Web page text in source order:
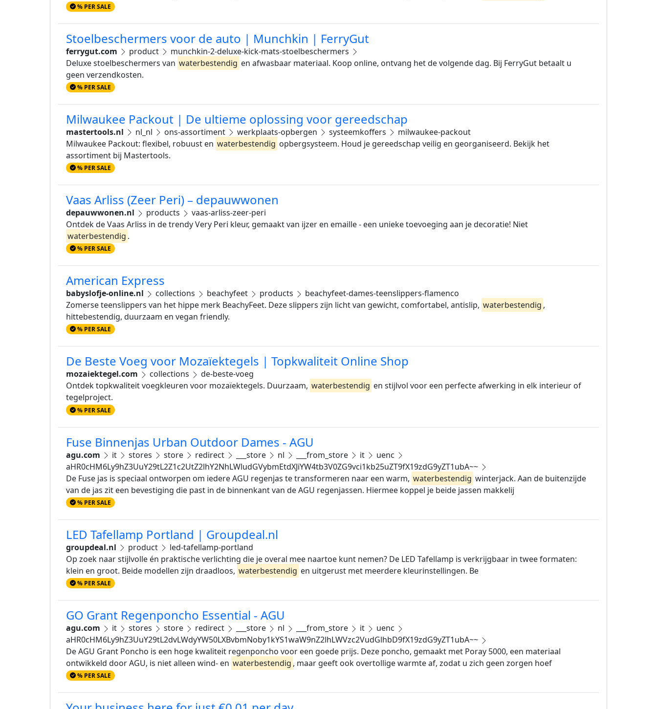
% PER SALE
Stoelbeschermers voor de auto | Munchkin | FerryGut
ferrygut.com product
munchkin-2-deluxe-kick-mats-stoelbeschermers
Deluxe stoelbeschermers van waterbestendig en afwasbaar materiaal. Koop online, ontvang het de volgende dag. Bij FerryGut betaalt u
geen verzendkosten.
% PER SALE
Milwaukee Packout | De ultieme oplossing voor gereedschap
mastertools.nl nl_nl ons-assortiment werkplaats-opbergen systeemkoffers
milwaukee-packout
Milwaukee Packout: flexibel, robuust en waterbestendig opbergsysteem. Houd je gereedschap veilig en georganiseerd. Bekijk het
assortiment bij Mastertools.
% PER SALE
Vaas Arliss (Zeer Peri) – depauwwonen
depauwwonen.nl products
vaas-arliss-zeer-peri
Ontdek de Vaas Arliss in de trendy Very Peri kleur, gemaakt van ijzer en emaille - een unieke toevoeging aan je decoratie! Niet
waterbestendig .
% PER SALE
American Express
babyslofje-online.nl collections beachyfeet products
beachyfeet-dames-teenslippers-flamenco
Zomerse teenslippers van het hippe merk BeachyFeet. Deze slippers zijn licht van gewicht, comfortabel, antislip, waterbestendig ,
hittebestendig, duurzaam en vegan friendly.
% PER SALE
De Beste Voeg voor Mozaïektegels | Topkwaliteit Online Shop
mozaiektegel.com collections
de-beste-voeg
Ontdek topkwaliteit voegkleuren voor mozaïektegels. Duurzaam, waterbestendig en stijlvol voor een perfecte afwerking in elk interieur of
tegelproject.
% PER SALE
Fuse Binnenjas Urban Outdoor Dames - AGU
agu.com it stores store redirect ___store nl ___from_store it
uenc
aHR0cHM6Ly9hZ3UuY29tL2Z1c2UtZ2lhY2NhLWludGVybmEtdXJiYW4tb3V0ZG9vci1kb25uZT9fX19zdG9yZT1ubA~~
De Fuse jas is speciaal ontworpen om iedere AGU regenjas te transformeren naar een warm, waterbestendig winterjack. Aan de buitenzijde
van de jas zit een bevestiging die past in de binnenkant van de AGU regenjassen. Hiermee koppel je beide jassen makkelij
% PER SALE
LED Tafellamp Portland | Groupdeal.nl
groupdeal.nl product
led-tafellamp-portland
Op zoek naar stijlvolle én praktische verlichting die je overal mee naartoe kunt nemen? De LED Tafellamp is verkrijgbaar in twee formaten:
klein en groot. Beide modellen zijn draadloos, waterbestendig en uitgerust met meerdere kleurinstellingen. Be
% PER SALE
GO Grant Regenponcho Essential - AGU
agu.com it stores store redirect ___store nl ___from_store it
uenc
aHR0cHM6Ly9hZ3UuY29tL2dvLWdyYW50LXBvbmNoby1kYS1waW9nZ2lhLWVzc2VudGlhbD9fX19zdG9yZT1ubA~~
De AGU Grant Poncho is een hoge kwaliteit regenponcho voor een goede prijs. Deze poncho, gemaakt met Poray 5000, een materiaal
ontwikkeld door AGU, is niet alleen wind- en waterbestendig , maar geeft ook overtollige warmte af, zodat u zich geen zorgen hoef
% PER SALE